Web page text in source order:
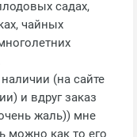
садах,
чайных
(на сайте
и вдруг заказ
жаль)) мне
можно как то его